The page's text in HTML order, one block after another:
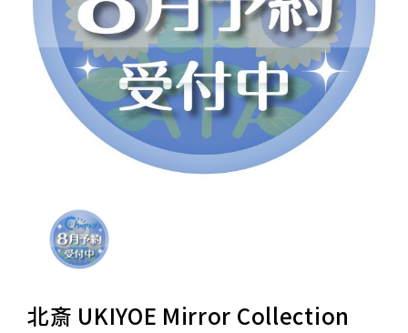
販促用空カプセル
レンタル
景品・玩具・文具
販促用カプセルトイ
北斎 UKIYOE Mirror Collection